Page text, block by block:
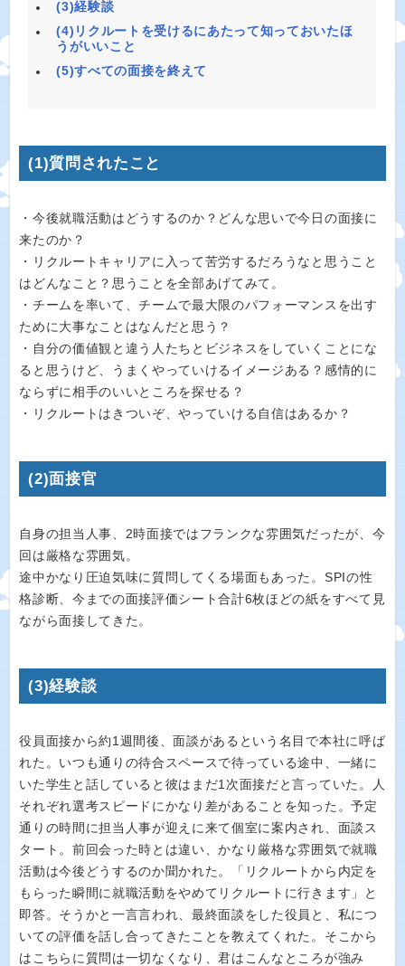
(3)経験談
(4)リクルートを受けるにあたって知っておいたほ
うがいいこと
(5)すべての面接を終えて
(1)質問されたこと
・今後就職活動はどうするのか？どんな思いで今日の面接に
来たのか？
・リクルートキャリアに入って苦労するだろうなと思うこと
はどんなこと？思うことを全部あげてみて。
・チームを率いて、チームで最大限のパフォーマンスを出す
ために大事なことはなんだと思う？
・自分の価値観と違う人たちとビジネスをしていくことにな
ると思うけど、うまくやっていけるイメージある？感情的に
ならずに相手のいいところを探せる？
・リクルートはきついぞ、やっていける自信はあるか？
(2)面接官
自身の担当人事、2時面接ではフランクな雰囲気だったが、今
回は厳格な雰囲気。
途中かなり圧迫気味に質問してくる場面もあった。SPIの性
格診断、今までの面接評価シート合計6枚ほどの紙をすべて見
ながら面接してきた。
(3)経験談
役員面接から約1週間後、面談があるという名目で本社に呼ば
れた。いつも通りの待合スペースで待っている途中、一緒に
いた学生と話していると彼はまだ1次面接だと言っていた。人
それぞれ選考スピードにかなり差があることを知った。予定
通りの時間に担当人事が迎えに来て個室に案内され、面談ス
タート。前回会った時とは違い、かなり厳格な雰囲気で就職
活動は今後どうするのか聞かれた。「リクルートから内定を
もらった瞬間に就職活動をやめてリクルートに行きます」と
即答。そうかと一言言われ、最終面談をした役員と、私につ
いての評価を話し合ってきたことを教えてくれた。そこから
はこちらに質問は一切なくなり、君はこんなところが強み